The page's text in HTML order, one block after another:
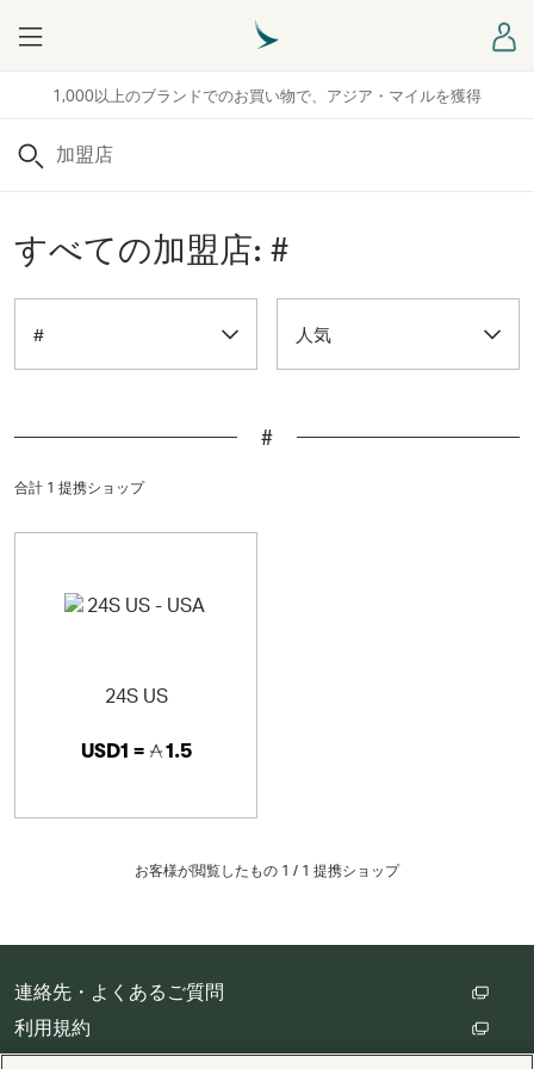
1,000以上のブランドでのお買い物で、アジア・マイルを獲得
Menu
検索
すべての加盟店: #
# 人気
#
合計 1 提携ショップ
24S US
USD1 = 1.5
お客様が閲覧したもの 1 / 1 提携ショップ
連絡先・よくあるご質問
利用規約